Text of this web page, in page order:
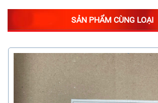
SẢN PHẨM CÙNG LOẠI